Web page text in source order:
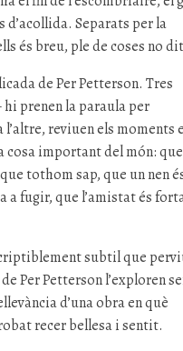
Separats per la
és breu, ple de coses no
de Per Petterson. Tres
prenen la paraula per
reviuen els moments
cosa important del món:
tothom sap, que un nen
a fugir, que l’amistat és
subtil que
Per Petterson l’exploren
d’una obra en què
recer bellesa i sentit.